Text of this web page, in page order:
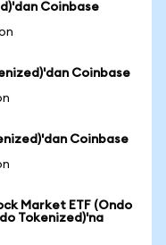
Coinbase
Coinbase
Coinbase
Market ETF (Ondo
Tokenized)'na